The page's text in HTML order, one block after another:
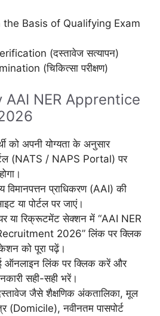
Basis of Qualifying Exam
(दस्तावेज सत्यापन)
(चिकित्सा परीक्षण)
NER Apprentice
को अपनी योग्यता के अनुसार
(NATS / NAPS Portal) पर
विमानपत्तन प्राधिकरण (AAI) की
या पोर्टल पर जाएं।
या रिक्रूटमेंट सेक्शन में “AAI NER
2026” लिंक पर क्लिक
को पूरा पढ़ें।
ऑनलाइन लिंक पर क्लिक करें और
सही-सही भरें।
जैसे शैक्षणिक अंकतालिका, मूल
(Domicile), नवीनतम पासपोर्ट